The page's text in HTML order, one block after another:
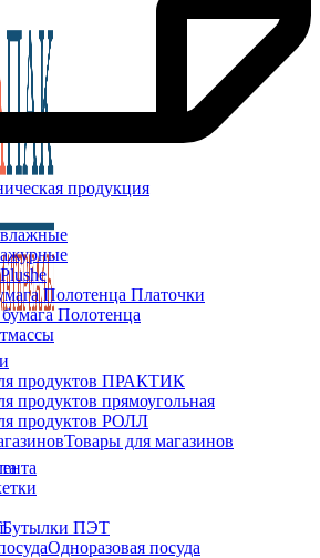
продукция
Полотенца Платочки
Полотенца
продуктов ПРАКТИК
продуктов прямоугольная
продуктов РОЛЛ
Товары для магазинов
Бутылки ПЭТ
Одноразовая посуда